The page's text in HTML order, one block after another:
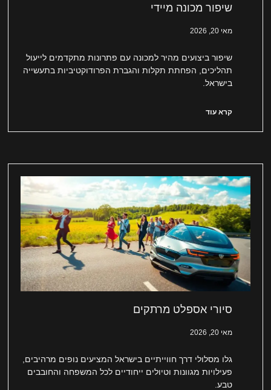
שיפור מכונה מיידי
מאי 20, 2026
שיפור ביצועים מהיר למכונה עם פתרונות מתקדמים לייעול
תהליכים, הפחתת תקלות והגברת הפרודוקטיביות בתעשייה
בישראל.
קרא עוד
סיורי אספלט מרתקים
מאי 20, 2026
גלו מסלולי דרך חווייתיים בישראל המציעים נופים מרהיבים,
פעילויות מגוונות וטיולים ייחודיים לכל המשפחה והחובבים
טבע.